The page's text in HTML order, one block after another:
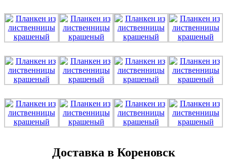
Доставка в Кореновск